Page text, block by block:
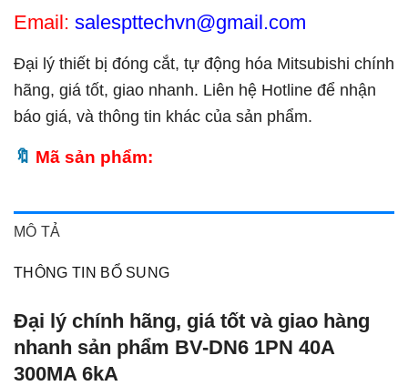
Email: salespttechvn@gmail.com
Đại lý thiết bị đóng cắt, tự động hóa Mitsubishi chính
hãng, giá tốt, giao nhanh. Liên hệ Hotline để nhận
báo giá, và thông tin khác của sản phẩm.
Mã sản phẩm:
MÔ TẢ
THÔNG TIN BỔ SUNG
Đại lý chính hãng, giá tốt và giao hàng
nhanh sản phẩm BV-DN6 1PN 40A
300MA 6kA